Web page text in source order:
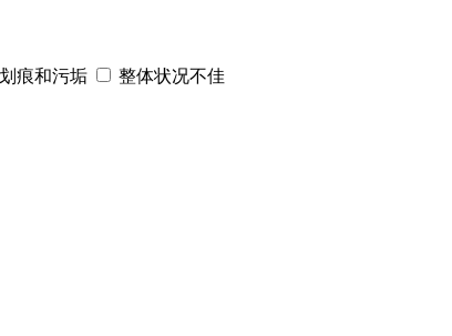
痕和污垢 整体状况不佳